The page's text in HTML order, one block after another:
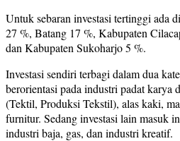
Untuk sebaran investasi tertinggi ada
27 %, Batang 17 %, Kabupaten
dan Kabupaten Sukoharjo 5 %.
Investasi sendiri terbagi dalam dua
berorientasi pada industri padat karya
(Tektil, Produksi Tekstil), alas kaki,
furnitur. Sedang investasi lain masuk
industri baja, gas, dan industri kreatif.